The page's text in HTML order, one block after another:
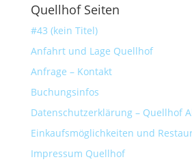
Quellhof Seiten
#43 (kein Titel)
Anfahrt und Lage Quellhof
Anfrage – Kontakt
Buchungsinfos
Datenschutzerklärung – Quellhof
Einkaufsmöglichkeiten und
Impressum Quellhof